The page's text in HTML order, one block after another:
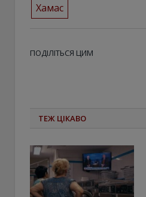
Хамас
ПОДІЛІТЬСЯ ЦИМ
ТЕЖ ЦІКАВО